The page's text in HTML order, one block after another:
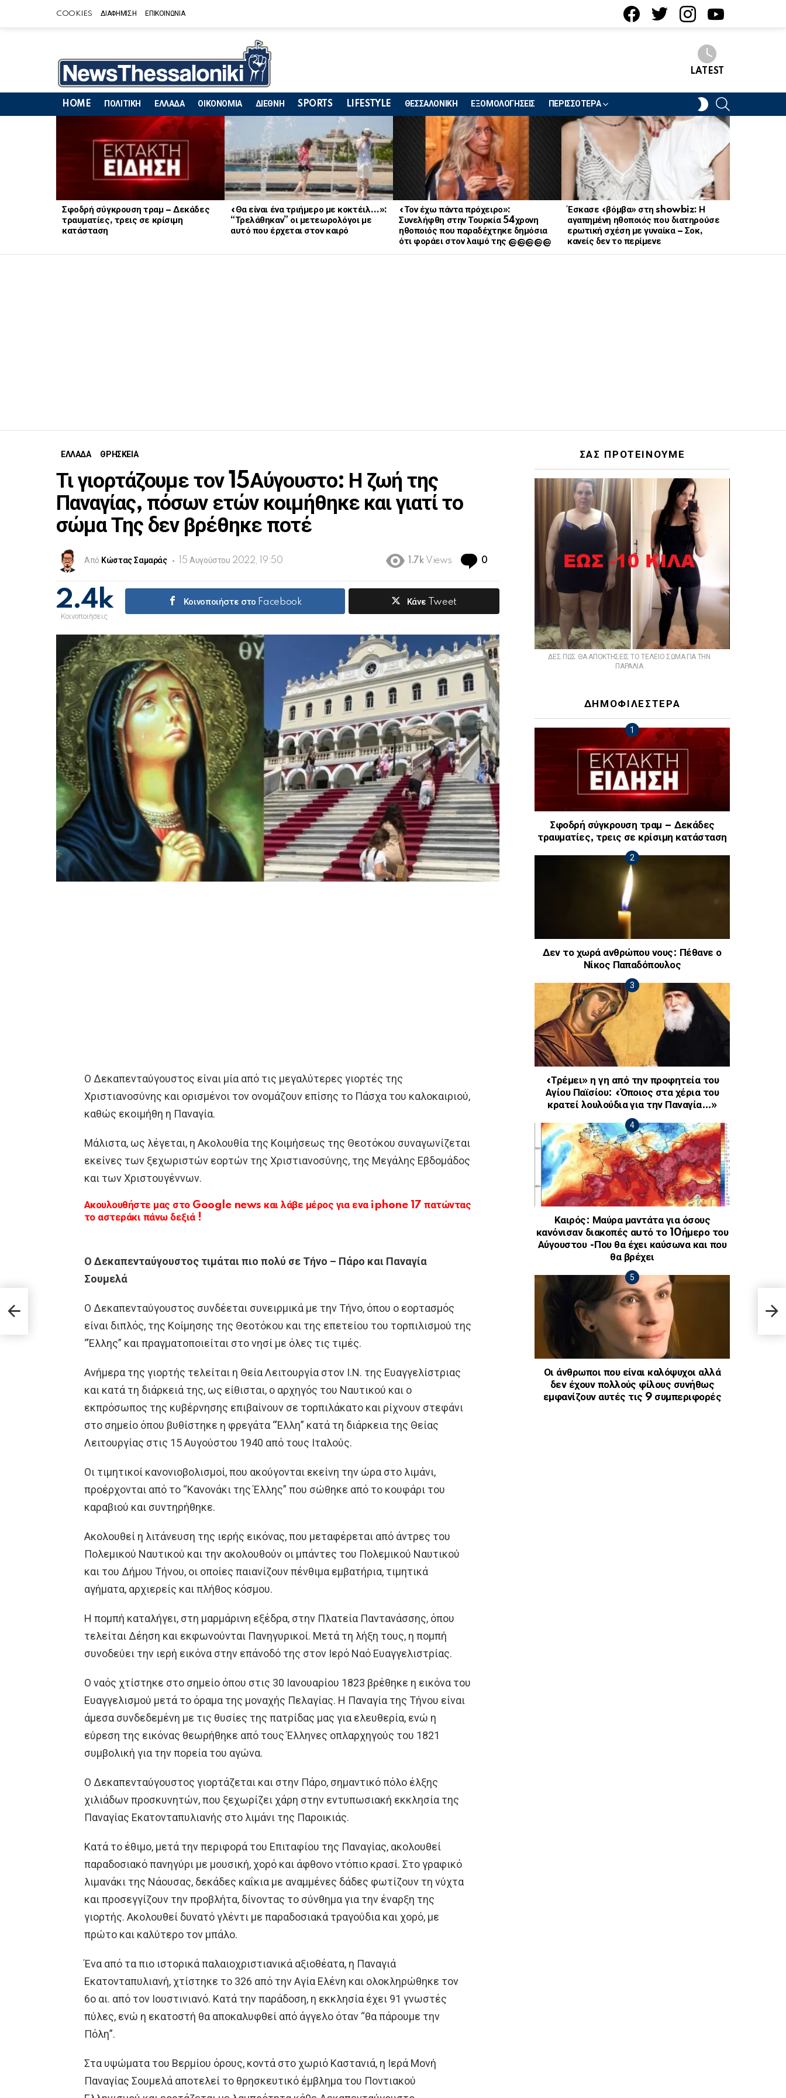
COOKIES ΔΙΑΦΗΜΙΣΗ ΕΠΙΚΟΙΝΩΝΙΑ
LATEST
HOME ΠΟΛΙΤΙΚΗ ΕΛΛΑΔΑ ΟΙΚΟΝΟΜΙΑ ΔΙΕΘΝΗ SPORTS LIFESTYLE ΘΕΣΣΑΛΟΝΙΚΗ ΕΞΟΜΟΛΟΓΗΣΕΙΣ ΠΕΡΙΣΣΟΤΕΡΑ
SWITCH
SKIN
Σφοδρή σύγκρουση τραμ – Δεκάδες
τραυματίες, τρεις σε κρίσιμη
κατάσταση
«Θα είναι ένα τριήμερο με κοκτέιλ…»:
“Τρελάθηκαν” οι μετεωρολόγοι με
αυτό που έρχεται στον καιρό
«Τον έχω πάντα πρόχειρο»:
Συνελήφθη στην Τουρκία 54χρονη
ηθοποιός που παραδέχτηκε δημόσια
ότι φοράει στον λαιμό της @@@@@
Έσκασε «βόμβα» στη showbiz: Η
αγαπημένη ηθοποιός που διατηρούσε
ερωτική σχέση με γυναίκα – Σοκ,
κανείς δεν το περίμενε
ΕΛΛΑΔΑ ΘΡΗΣΚΕΙΑ
Τι γιορτάζουμε τον 15Αύγουστο: Η ζωή της
Παναγίας, πόσων ετών κοιμήθηκε και γιατί το
σώμα Της δεν βρέθηκε ποτέ
Από Κώστας Σαμαράς 15 Αυγούστου 2022, 19:50 1.7k Views 0
2.4k
Κοινοποιήσεις
Κοινοποιήστε στο Facebook Κάνε Tweet
Ο Δεκαπενταύγουστος είναι μία από τις μεγαλύτερες γιορτές της
Χριστιανοσύνης και ορισμένοι τον ονομάζουν επίσης το Πάσχα του καλοκαιριού,
καθώς εκοιμήθη η Παναγία.
Μάλιστα, ως λέγεται, η Ακολουθία της Κοιμήσεως της Θεοτόκου συναγωνίζεται
εκείνες των ξεχωριστών εορτών της Χριστιανοσύνης, της Μεγάλης Εβδομάδος
και των Χριστουγέννων.
Ακουλουθήστε μας στο Google news και λάβε μέρος για ενα iphone 17 πατώντας
το αστεράκι πάνω δεξιά !
Ο Δεκαπενταύγουστος τιμάται πιο πολύ σε Τήνο – Πάρο και Παναγία
Σουμελά
Ο Δεκαπενταύγουστος συνδέεται συνειρμικά με την Τήνο, όπου ο εορτασμός
είναι διπλός, της Κοίμησης της Θεοτόκου και της επετείου του τορπιλισμού της
“Έλλης” και πραγματοποιείται στο νησί με όλες τις τιμές.
Ανήμερα της γιορτής τελείται η Θεία Λειτουργία στον Ι.Ν. της Ευαγγελίστριας
και κατά τη διάρκειά της, ως είθισται, ο αρχηγός του Ναυτικού και ο
εκπρόσωπος της κυβέρνησης επιβαίνουν σε τορπιλάκατο και ρίχνουν στεφάνι
στο σημείο όπου βυθίστηκε η φρεγάτα “Έλλη” κατά τη διάρκεια της Θείας
Λειτουργίας στις 15 Αυγούστου 1940 από τους Ιταλούς.
Οι τιμητικοί κανονιοβολισμοί, που ακούγονται εκείνη την ώρα στο λιμάνι,
προέρχονται από το “Κανονάκι της Έλλης” που σώθηκε από το κουφάρι του
καραβιού και συντηρήθηκε.
Ακολουθεί η λιτάνευση της ιερής εικόνας, που μεταφέρεται από άντρες του
Πολεμικού Ναυτικού και την ακολουθούν οι μπάντες του Πολεμικού Ναυτικού
και του Δήμου Τήνου, οι οποίες παιανίζουν πένθιμα εμβατήρια, τιμητικά
αγήματα, αρχιερείς και πλήθος κόσμου.
Η πομπή καταλήγει, στη μαρμάρινη εξέδρα, στην Πλατεία Παντανάσσης, όπου
τελείται Δέηση και εκφωνούνται Πανηγυρικοί. Μετά τη λήξη τους, η πομπή
συνοδεύει την ιερή εικόνα στην επάνοδό της στον Ιερό Ναό Ευαγγελιστρίας.
Ο ναός χτίστηκε στο σημείο όπου στις 30 Ιανουαρίου 1823 βρέθηκε η εικόνα του
Ευαγγελισμού μετά το όραμα της μοναχής Πελαγίας. Η Παναγία της Τήνου είναι
άμεσα συνδεδεμένη με τις θυσίες της πατρίδας μας για ελευθερία, ενώ η
εύρεση της εικόνας θεωρήθηκε από τους Έλληνες οπλαρχηγούς του 1821
συμβολική για την πορεία του αγώνα.
Ο Δεκαπενταύγουστος γιορτάζεται και στην Πάρο, σημαντικό πόλο έλξης
χιλιάδων προσκυνητών, που ξεχωρίζει χάρη στην εντυπωσιακή εκκλησία της
Παναγίας Εκατονταπυλιανής στο λιμάνι της Παροικιάς.
Κατά το έθιμο, μετά την περιφορά του Επιταφίου της Παναγίας, ακολουθεί
παραδοσιακό πανηγύρι με μουσική, χορό και άφθονο ντόπιο κρασί. Στο γραφικό
λιμανάκι της Νάουσας, δεκάδες καΐκια με αναμμένες δάδες φωτίζουν τη νύχτα
και προσεγγίζουν την προβλήτα, δίνοντας το σύνθημα για την έναρξη της
γιορτής. Ακολουθεί δυνατό γλέντι με παραδοσιακά τραγούδια και χορό, με
πρώτο και καλύτερο τον μπάλο.
Ένα από τα πιο ιστορικά παλαιοχριστιανικά αξιοθέατα, η Παναγιά
Εκατονταπυλιανή, χτίστηκε το 326 από την Αγία Ελένη και ολοκληρώθηκε τον
6ο αι. από τον Ιουστινιανό. Κατά την παράδοση, η εκκλησία έχει 91 γνωστές
πύλες, ενώ η εκατοστή θα αποκαλυφθεί από άγγελο όταν “θα πάρουμε την
Πόλη”.
Στα υψώματα του Βερμίου όρους, κοντά στο χωριό Καστανιά, η Ιερά Μονή
Παναγίας Σουμελά αποτελεί το θρησκευτικό έμβλημα του Ποντιακού
ΣΑΣ ΠΡΟΤΕΙΝΟΥΜΕ
ΔΕΣ ΠΩΣ ΘΑ ΑΠΟΚΤΗΣΕΙΣ ΤΟ ΤΕΛΕΙΟ ΣΩΜΑ ΓΙΑ ΤΗΝ
ΠΑΡΑΛΙΑ
ΔΗΜΟΦΙΛΕΣΤΕΡΑ
Σφοδρή σύγκρουση τραμ – Δεκάδες
τραυματίες, τρεις σε κρίσιμη κατάσταση
Δεν το χωρά ανθρώπου νους: Πέθανε ο
Νίκος Παπαδόπουλος
«Τρέμει» η γη από την προφητεία του
Αγίου Παϊσίου: «Όποιος στα χέρια του
κρατεί λουλούδια για την Παναγία…»
Καιρός: Μαύρα μαντάτα για όσους
κανόνισαν διακοπές αuτό το 10ήμερο του
Αύγουστου -Που θα έχει καύσωνα και που
θα βρέχει
Οι άνθρωποι που είναι καλόψυχοι αλλά
δεν έχουν πολλούς φίλους συνήθως
εμφανίζουν αυτές τις 9 συμπεριφορές